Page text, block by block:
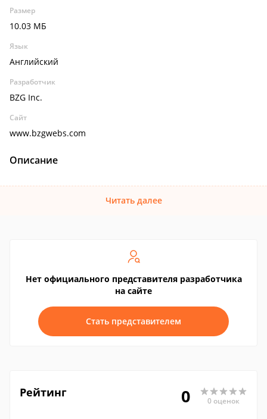
Размер
10.03 МБ
Язык
Английский
Разработчик
BZG Inc.
Сайт
www.bzgwebs.com
Описание
Читать далее
Нет официального представителя разработчика
на сайте
Стать представителем
Рейтинг 0 0 оценок